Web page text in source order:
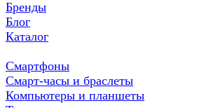
Бренды
Блог
Каталог
Смартфоны
Смарт-часы и браслеты
Компьютеры и планшеты